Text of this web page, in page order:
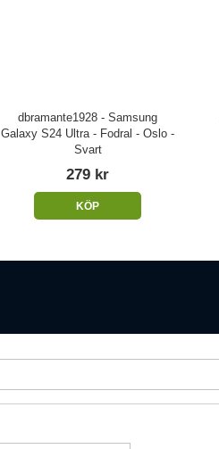
dbramante1928 - Samsung
Galaxy S24 Ultra - Fodral - Oslo -
Svart
279 kr
KÖP